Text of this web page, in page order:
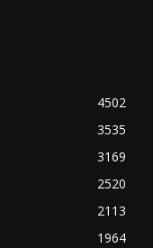
4502
3535
3169
2520
2113
1964